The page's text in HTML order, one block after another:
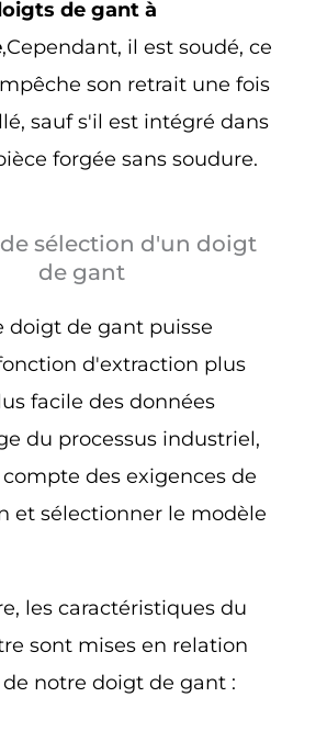
de gant à
,Cependant, il est soudé, ce
son retrait une fois
sauf s'il est intégré dans
forgée sans soudure.
sélection d'un doigt
de gant
doigt de gant puisse
d'extraction plus
facile des données
du processus industriel,
des exigences de
et sélectionner le modèle
les caractéristiques du
sont mises en relation
de notre doigt de gant :